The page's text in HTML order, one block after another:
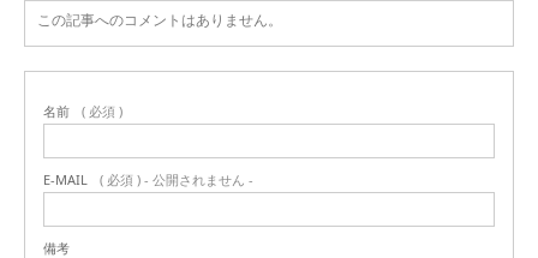
この記事へのコメントはありません。
名前 ( 必須 )
E-MAIL ( 必須 ) - 公開されません -
備考